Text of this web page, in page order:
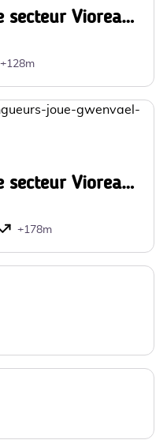
Base départementale secteur Vioreau - N°1 - Vioreau
+128m
gwenvael-riche-1 - ©gwenvael-
Base départementale secteur Vioreau - N°2 - Notre Dame des Langueurs
+178m
Loire-atlantique